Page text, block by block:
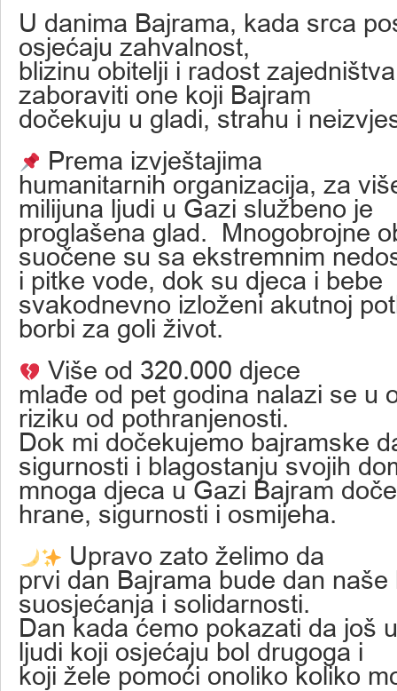
U danima Bajrama, kada srca
osjećaju zahvalnost,
blizinu obitelji i radost
zaboraviti one koji Bajram
dočekuju u gladi, strahu i
Prema izvještajima
humanitarnih organizacija, za
milijuna ljudi u Gazi službeno je
proglašena glad. Mnogobrojne
suočene su sa ekstremnim
i pitke vode, dok su djeca i bebe
svakodnevno izloženi akutnoj
borbi za goli život.
Više od 320.000 djece
mlađe od pet godina nalazi se u
riziku od pothranjenosti.
Dok mi dočekujemo bajramske
sigurnosti i blagostanju svojih
mnoga djeca u Gazi Bajram
hrane, sigurnosti i osmijeha.
Upravo zato želimo da
prvi dan Bajrama bude dan naše
suosjećanja i solidarnosti.
Dan kada ćemo pokazati da još
ljudi koji osjećaju bol drugoga i
koji žele pomoći onoliko koliko